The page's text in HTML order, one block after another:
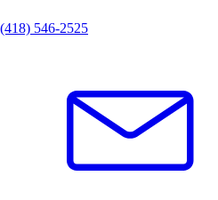
(418) 546-2525